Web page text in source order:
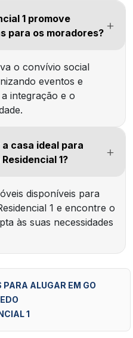
1 promove
para os moradores?
o convívio social
eventos e
integração e o
casa ideal para
1?
disponíveis para
1 e encontre o
às suas necessidades
PARA ALUGAR EM GO
1